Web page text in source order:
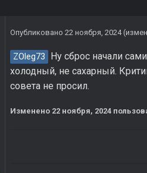
Опубликовано 22 ноября, 2024
ZOleg73
Ну сброс начали
холодный, не сахарный.
совета не просил.
Изменено 22 ноября, 2024